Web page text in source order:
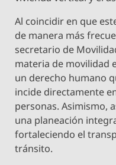
Al coincidir en que
de manera más
secretario de
materia de movilidad
un derecho humano
incide directamente
personas. Asimismo,
una planeación
fortaleciendo el
tránsito.